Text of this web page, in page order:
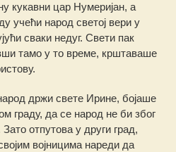
кукавни цар Нумеријан, а
учећи народ светој вери у
сваки недуг. Свети пак
тамо у то време, крштаваше
држи свете Ирине, бојаше
граду, да се народ не би због
отпутова у други град,
војницима нареди да